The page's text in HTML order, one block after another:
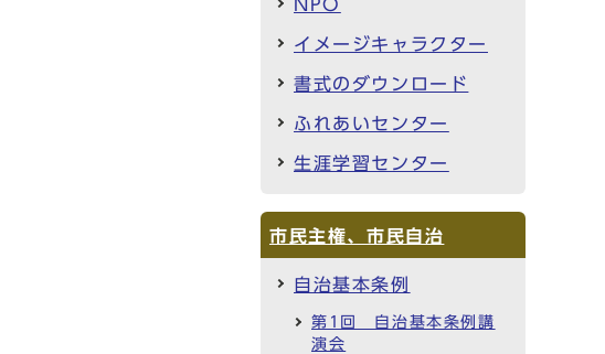
NPO
イメージキャラクター
書式のダウンロード
ふれあいセンター
生涯学習センター
市民主権、市民自治
自治基本条例
第1回 自治基本条例講
演会